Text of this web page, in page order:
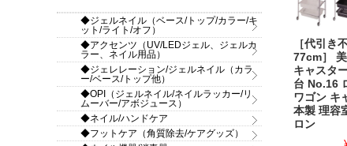
［代引き
77cm］
キャスタ
台 No.16
ワゴン キ
本製 理容
ロン
◆ジェルネイル（ベース/トップ/カラー/キ
ット/ライト/オフ）
◆アクセンツ（UV/LEDジェル、ジェルカ
ラー、ネイル用品）
◆ジェレレーション/ジェルネイル（カラ
ー/ベース/トップ他）
◆OPI（ジェルネイル/ネイルラッカー/リ
ムーバー/アボジュース）
◆ネイル/ハンドケア
◆フットケア（角質除去/ケアグッズ）